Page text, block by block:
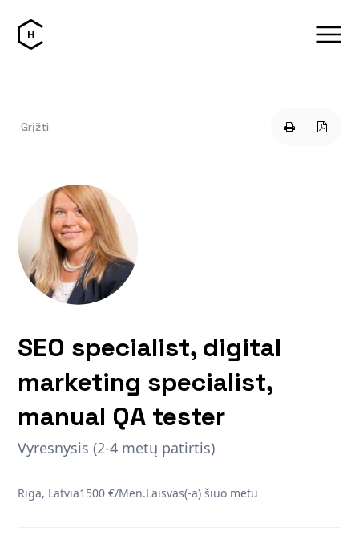
Grįžti
SEO specialist, digital
marketing specialist,
manual QA tester
Vyresnysis (2-4 metų patirtis)
Riga, Latvia1500 €/Mėn.Laisvas(-a) šiuo metu